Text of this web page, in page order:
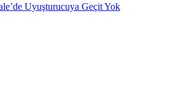
Uyuşturucuya Geçit Yok